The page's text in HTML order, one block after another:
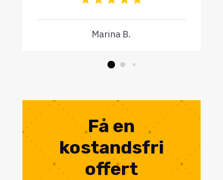
Marina B.
Få en
kostandsfri
offert